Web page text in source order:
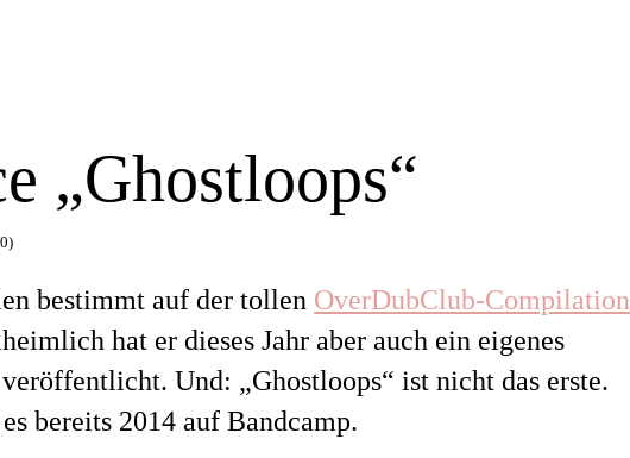
„Ghostloops“
bestimmt auf der tollen OverDubClub-Compilation
hat er dieses Jahr aber auch ein eigenes
Und: „Ghostloops“ ist nicht das erste.
bereits 2014 auf Bandcamp.